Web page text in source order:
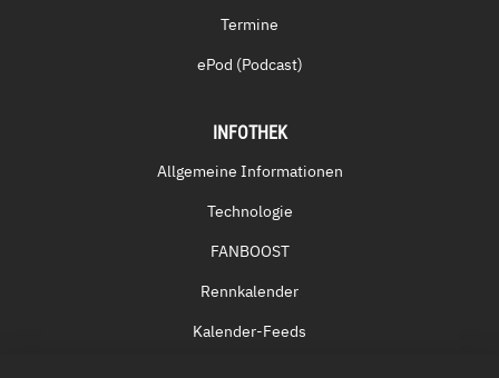
Termine
ePod (Podcast)
INFOTHEK
Allgemeine Informationen
Technologie
FANBOOST
Rennkalender
Kalender-Feeds